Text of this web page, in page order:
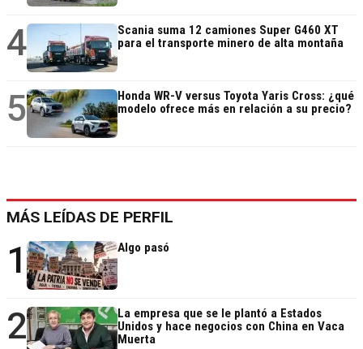
4
Scania suma 12 camiones Super G460 XT
para el transporte minero de alta montaña
5
Honda WR-V versus Toyota Yaris Cross: ¿qué
modelo ofrece más en relación a su precio?
MÁS LEÍDAS DE PERFIL
1 Algo pasó
2
La empresa que se le plantó a Estados
Unidos y hace negocios con China en Vaca
Muerta